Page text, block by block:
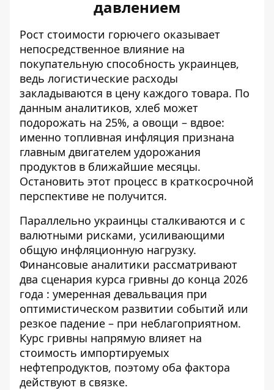
давлением
Рост стоимости горючего оказывает
непосредственное влияние на
покупательную способность украинцев,
ведь логистические расходы
закладываются в цену каждого товара. По
данным аналитиков, хлеб может
подорожать на 25%, а овощи – вдвое:
именно топливная инфляция признана
главным двигателем удорожания
продуктов в ближайшие месяцы.
Остановить этот процесс в краткосрочной
перспективе не получится.
Параллельно украинцы сталкиваются и с
валютными рисками, усиливающими
общую инфляционную нагрузку.
Финансовые аналитики рассматривают
два сценария курса гривны до конца 2026
года : умеренная девальвация при
оптимистическом развитии событий или
резкое падение – при неблагоприятном.
Курс гривны напрямую влияет на
стоимость импортируемых
нефтепродуктов, поэтому оба фактора
действуют в связке.